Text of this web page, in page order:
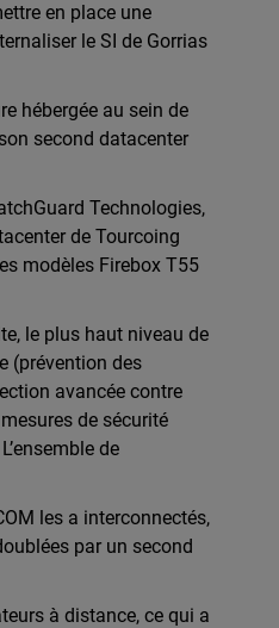
en place une
le SI de Gorrias
hébergée au sein de
second datacenter
Technologies,
de Tourcoing
modèles Firebox T55
le plus haut niveau de
(prévention des
avancée contre
de sécurité
L’ensemble de
les a interconnectés,
par un second
à distance, ce qui a